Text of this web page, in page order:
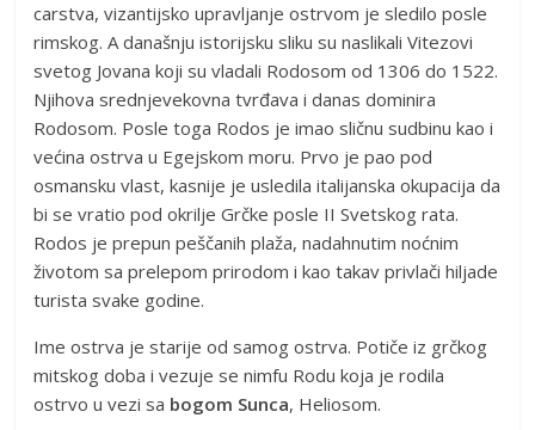
carstva, vizantijsko upravljanje ostrvom je sledilo posle
rimskog. A današnju istorijsku sliku su naslikali Vitezovi
svetog Jovana koji su vladali Rodosom od 1306 do 1522.
Njihova srednjevekovna tvrđava i danas dominira
Rodosom. Posle toga Rodos je imao sličnu sudbinu kao i
većina ostrva u Egejskom moru. Prvo je pao pod
osmansku vlast, kasnije je usledila italijanska okupacija da
bi se vratio pod okrilje Grčke posle II Svetskog rata.
Rodos je prepun peščanih plaža, nadahnutim noćnim
životom sa prelepom prirodom i kao takav privlači hiljade
turista svake godine.
Ime ostrva je starije od samog ostrva. Potiče iz grčkog
mitskog doba i vezuje se nimfu Rodu koja je rodila
ostrvo u vezi sa bogom Sunca, Heliosom.